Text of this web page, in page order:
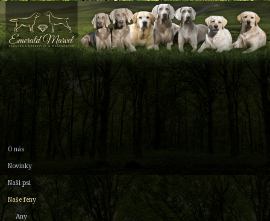
O nás
Novinky
Naši psi
Naše feny
Any